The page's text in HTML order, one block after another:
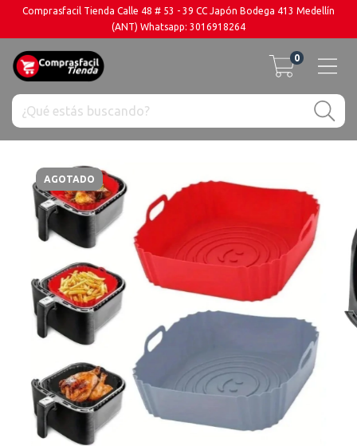
Comprasfacil Tienda Calle 48 # 53 - 39 CC Japón Bodega 413 Medellín
(ANT) Whatsapp: 3016918264
0
AGOTADO